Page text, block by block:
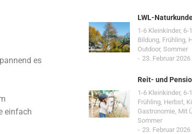
es
einfach
LWL-
1-6 Kleinkinder, 6-
Bildung, Frühling,
Outdoor, Sommer
23. Februar 2026
Reit- und
1-6 Kleinkinder, 6-
Frühling, Herbst,
Gastronomie, Mit
Sommer
23. Februar 2026